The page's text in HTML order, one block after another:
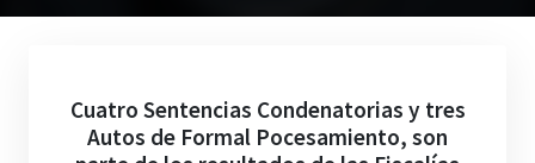
Cuatro Sentencias Condenatorias y tres
Autos de Formal Pocesamiento, son